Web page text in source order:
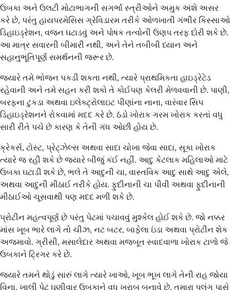
ઉબકા અને ઉલટી મોટાભાગની સગર્ભા સ્ત્રીઓને અમુક અંશે અસર
કરે છે, પરંતુ હાયપરમેસિસ ગ્રેવિડારમ તરીકે ઓળખાતી ગંભીર કિસ્સાઓ
ડિહાઇડ્રેશન, વજન ઘટાડવું અને પોષક તત્વોની ઉણપ તરફ દોરી શકે છે.
આ માત્ર સવારની બીમારી નથી, અને તેને તબીબી ધ્યાન અને
સહાનુભૂતિપૂર્ણ સમર્થનની જરૂર છે.
જ્યારે તમે ભોજન પકડી શકતા નથી, ત્યારે પ્રાથમિકતા હાઇડ્રેટેડ
રહેવાની અને તમે સહન કરી શકો તે કોઈપણ કેલરી મેળવવાની છે. પાણી,
બરફના ટુકડા અથવા ઇલેક્ટ્રોલાઇટ પીણાંના નાના, વારંવાર સિપ
ડિહાઇડ્રેશનને રોકવામાં મદદ કરે છે. ઠંડો ખોરાક ગરમ ખોરાક કરતાં વધુ
સારી રીતે પચે છે કારણ કે તેની ગંધ ઓછી હોય છે.
ક્રેકર્સ, ટોસ્ટ, પ્રેટ્ઝેલ્સ અથવા સાદા ચોખા જેવા સાદા, સૂકા ખોરાક
ત્યારે જ રહી શકે છે જ્યારે બીજું કંઈ નહીં. આદુ કેટલાક મહિલાઓ માટે
ઉબકા ઘટાડી શકે છે, ભલે તે આદુની ચા, વાસ્તવિક આદુ સાથે આદુ એલે,
અથવા આદુની મીઠાઈ તરીકે હોય. ફુદીનાની ચા પીવી અથવા ફુદીનાની
મીઠાઈઓ ચૂસવાથી પણ મદદ મળી શકે છે.
પ્રોટીન મહત્વપૂર્ણ છે પરંતુ પેટમાં પચાવવું મુશ્કેલ હોઈ શકે છે. જો નક્કર
માંસ ખૂબ ભારે લાગે તો ચીઝ, નટ બટર, બાફેલા ઇંડા અથવા પ્રોટીન શેક
અજમાવો. ગ્રીસી, મસાલેદાર અથવા મજબૂત સ્વાદવાળા ખોરાક ટાળો જે
ઉબકાને ટ્રિગર કરે છે.
જ્યારે તમને થોડું સારું લાગે ત્યારે ખાઓ, ખૂબ ભૂખ લાગે તેની રાહ જોયા
વિના. ખાલી પેટ ઘણીવાર ઉબકાને વધુ ખરાબ બનાવે છે. તમારા પલંગ પાસે